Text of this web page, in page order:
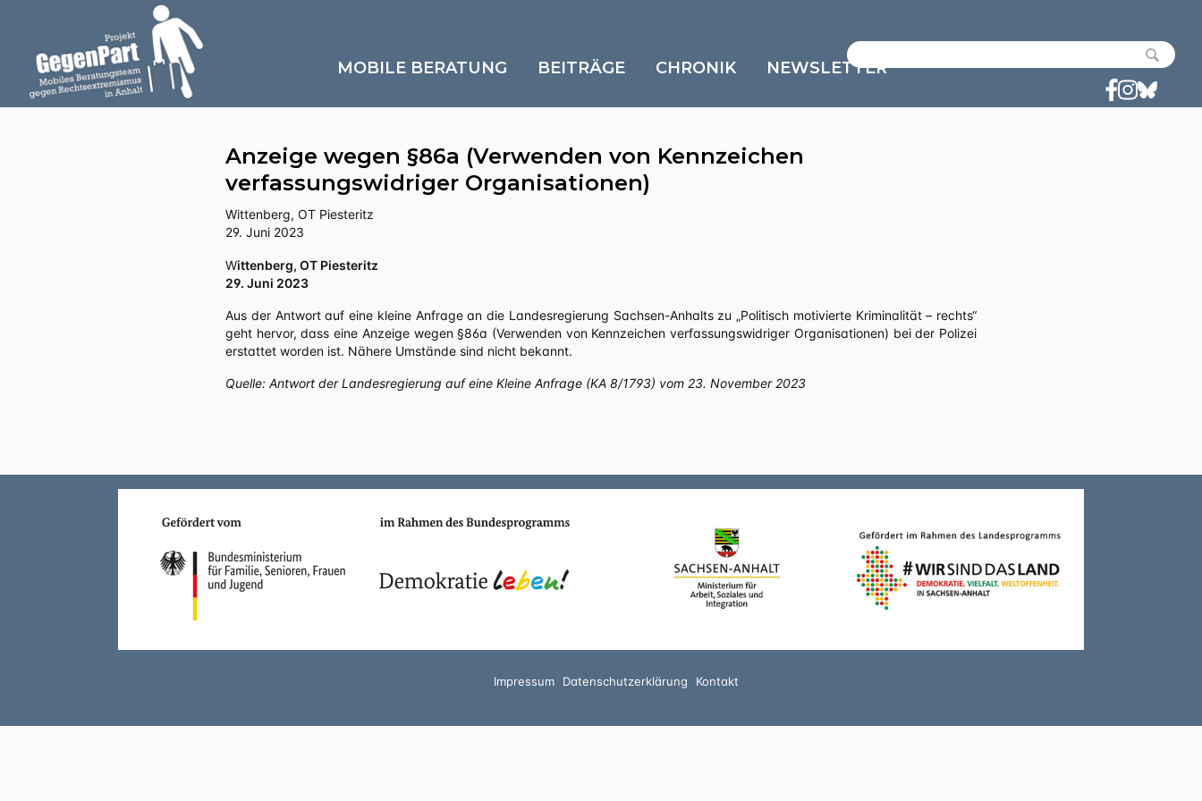
MOBILE BERATUNG BEITRÄGE CHRONIK NEWSLETTER
Anzeige wegen §86a (Verwenden von Kennzeichen
verfassungswidriger Organisationen)
Wittenberg, OT Piesteritz
29. Juni 2023
Wittenberg, OT Piesteritz
29. Juni 2023
Aus der Antwort auf eine kleine Anfrage an die Landesregierung Sachsen-Anhalts zu „Politisch motivierte Kriminalität – rechts“
geht hervor, dass eine Anzeige wegen §86a (Verwenden von Kennzeichen verfassungswidriger Organisationen) bei der Polizei
erstattet worden ist. Nähere Umstände sind nicht bekannt.
Quelle: Antwort der Landesregierung auf eine Kleine Anfrage (KA 8/1793) vom 23. November 2023
Impressum Datenschutzerklärung Kontakt